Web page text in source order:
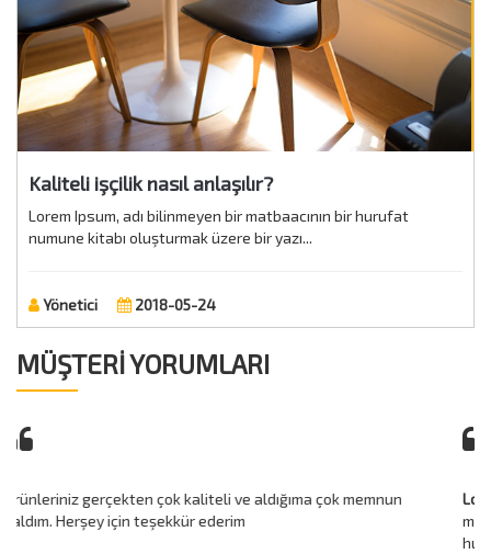
Kaliteli işçilik nasıl anlaşılır?
Lorem Ipsum, adı bilinmeyen bir matbaacının bir hurufat
numune kitabı oluşturmak üzere bir yazı...
Yönetici 2018-05-24
MÜŞTERİ YORUMLARI
Lorem Ipsum, dizgi ve baskı endüstrisinde kullanılan mıgır
metinlerdir. Lorem Ipsum, adı bilinmeyen bir matbaacının bir
hurufat numune kitabı oluşturmak üzere bir yazı galerisini alarak